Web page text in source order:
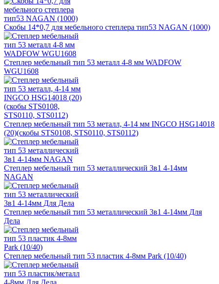
Скобы 14*0,7 для мебельного степлера тип53 NAGAN (1000)
Степлер мебельный тип 53 металл 4-8 мм WADFOW
WGU1608
Степлер мебельный тип 53 металл, 4-14 мм INGCO HSG14018
(20)(скобы STS0108, STS0110, STS0112)
Степлер мебельный тип 53 металлический 3в1 4-14мм
NAGAN
Степлер мебельный тип 53 металлический 3в1 4-14мм Для
Дела
Степлер мебельный тип 53 пластик 4-8мм Park (10/40)